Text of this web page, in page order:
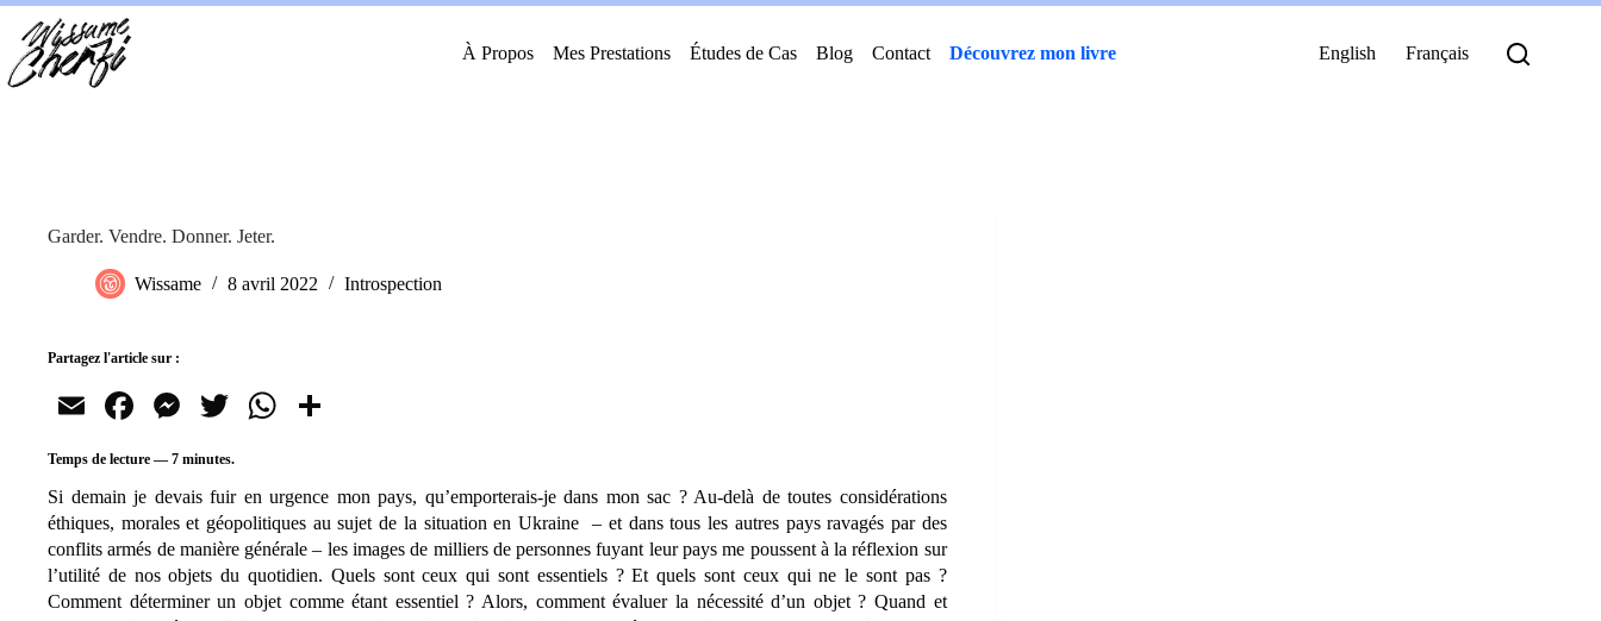
Passer
contenu
À Propos Mes Prestations Études de Cas Blog Contact Découvrez mon livre English Français
Garder. Vendre. Donner. Jeter.
Wissame 8 avril 2022 Introspection
Partagez l'article sur :
E
m
ail
Fa
bo
ok
M
es
se
ng
er
T
r
W
ts
A
pp
er
Temps de lecture — 7 minutes.
Si demain je devais fuir en urgence mon pays, qu’emporterais-je dans mon sac ? Au-delà de toutes considérations
éthiques, morales et géopolitiques au sujet de la situation en Ukraine – et dans tous les autres pays ravagés par des
conflits armés de manière générale – les images de milliers de personnes fuyant leur pays me poussent à la réflexion sur
l’utilité de nos objets du quotidien. Quels sont ceux qui sont essentiels ? Et quels sont ceux qui ne le sont pas ?
Comment déterminer un objet comme étant essentiel ? Alors, comment évaluer la nécessité d’un objet ? Quand et